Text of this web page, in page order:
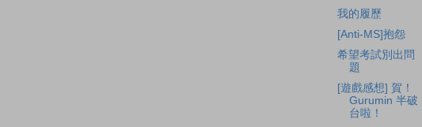
我的履歷
[Anti-MS]抱怨
希望考試別出問
題
[遊戲感想] 賀！
Gurumin 半破
台啦！